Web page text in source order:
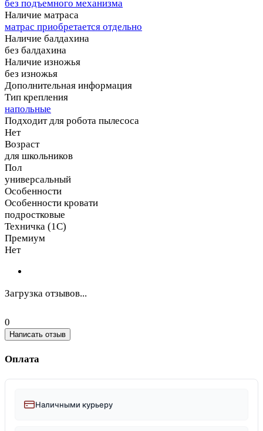
без подъемного механизма
Наличие матраса
матрас приобретается отдельно
Наличие балдахина
без балдахина
Наличие изножья
без изножья
Дополнительная информация
Тип крепления
напольные
Подходит для робота пылесоса
Нет
Возраст
для школьников
Пол
универсальный
Особенности
Особенности кровати
подростковые
Техничка (1С)
Премиум
Нет
Загрузка отзывов...
0
Написать отзыв
Оплата
Наличными курьеру